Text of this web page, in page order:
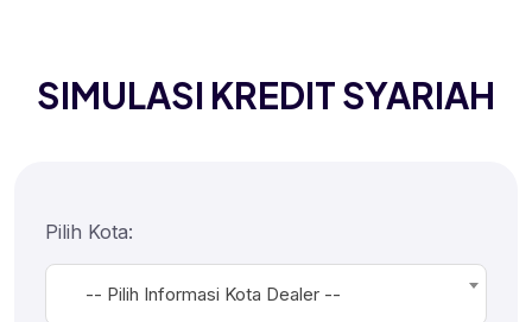
SIMULASI KREDIT SYARIAH
Pilih Kota:
-- Pilih Informasi Kota Dealer --